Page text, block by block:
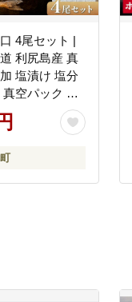
4尾セット |
利尻島産 真
塩漬け 塩分
空パック 冷
き魚 １万円台